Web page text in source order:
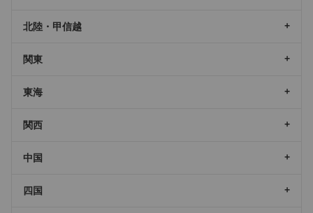
北陸・甲信越
関東
東海
関西
中国
四国